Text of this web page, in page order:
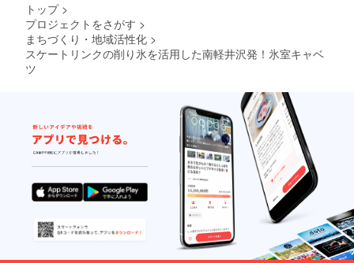
トップ >
プロジェクトをさがす >
まちづくり・地域活性化 >
スケートリンクの削り氷を活用した南軽井沢発！氷室キャベ
ツ